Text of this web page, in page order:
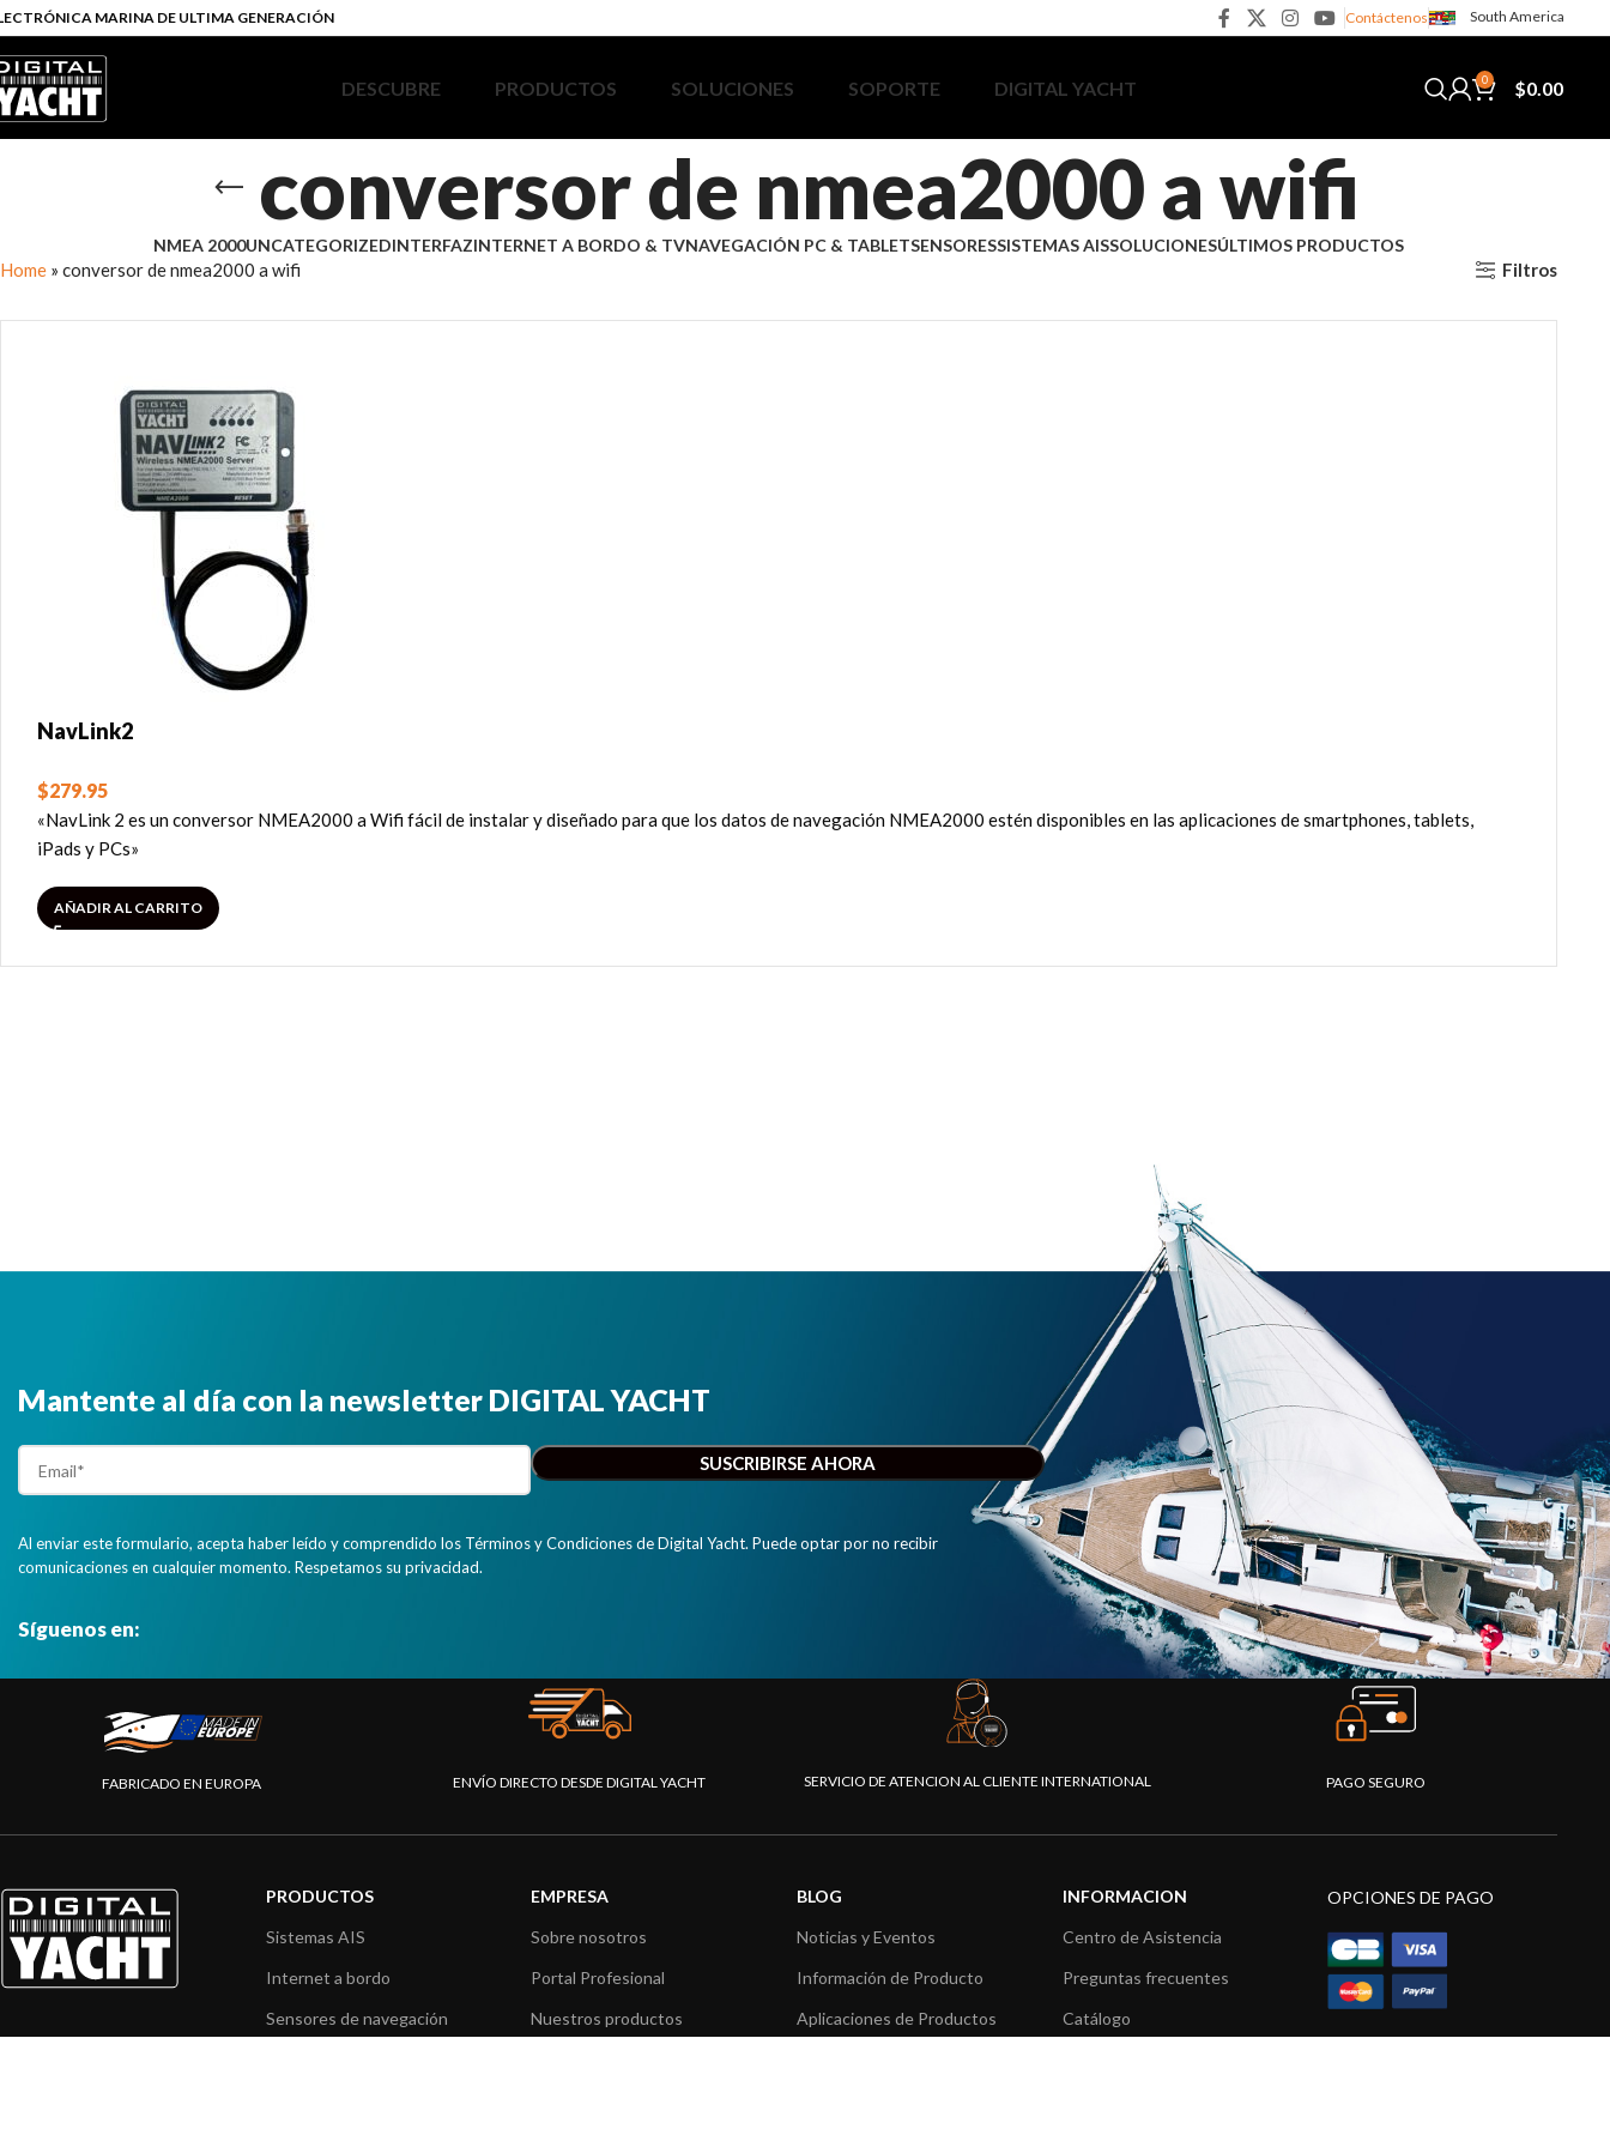
MARINA DE ULTIMA GENERACIÓN Contáctenos South America
DESCUBRE PRODUCTOS SOLUCIONES SOPORTE DIGITAL YACHT 0 $0.00
conversor de nmea2000 a wifi
NMEA 2000UNCATEGORIZEDINTERFAZINTERNET A BORDO & TVNAVEGACIÓN PC & TABLETSENSORESSISTEMAS AISSOLUCIONESÚLTIMOS PRODUCTOS
Home » conversor de nmea2000 a wifi Filtros
NavLink2
$279.95
«NavLink 2 es un conversor NMEA2000 a Wifi fácil de instalar y diseñado para que los datos de navegación NMEA2000 estén disponibles en las aplicaciones de smartphones, tablets,
iPads y PCs»
AÑADIR AL CARRITO
Mantente al día con la newsletter DIGITAL YACHT
Al enviar este formulario, acepta haber leído y comprendido los Términos y Condiciones de Digital Yacht. Puede optar por no recibir
comunicaciones en cualquier momento. Respetamos su privacidad.
Síguenos en:
FABRICADO EN EUROPA ENVÍO DIRECTO DESDE DIGITAL YACHT SERVICIO DE ATENCION AL CLIENTE INTERNATIONAL PAGO SEGURO
PRODUCTOS
Sistemas AIS
Internet a bordo
Sensores de navegación
EMPRESA
Sobre nosotros
Portal Profesional
Nuestros productos
BLOG
Noticias y Eventos
Información de Producto
Aplicaciones de Productos
INFORMACION
Centro de Asistencia
Preguntas frecuentes
Catálogo
OPCIONES DE PAGO